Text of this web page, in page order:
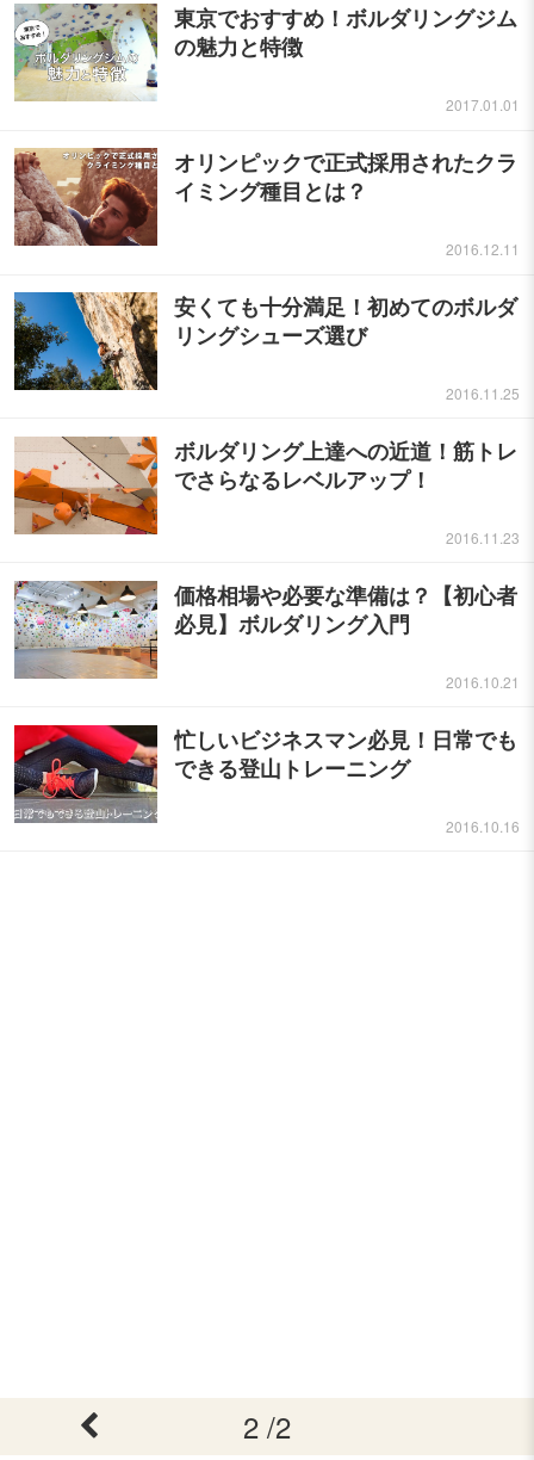
東京でおすすめ！ボルダリングジム
の魅力と特徴
2017.01.01
オリンピックで正式採用されたクラ
イミング種目とは？
2016.12.11
安くても十分満足！初めてのボルダ
リングシューズ選び
2016.11.25
ボルダリング上達への近道！筋トレ
でさらなるレベルアップ！
2016.11.23
価格相場や必要な準備は？【初心者
必見】ボルダリング入門
2016.10.21
忙しいビジネスマン必見！日常でも
できる登山トレーニング
2016.10.16
2 /2